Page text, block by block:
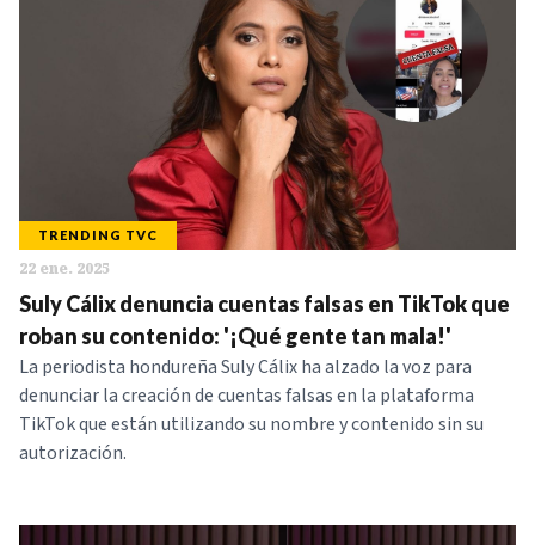
TRENDING TVC
22 ene. 2025
Suly Cálix denuncia cuentas falsas en TikTok que
roban su contenido: '¡Qué gente tan mala!'
La periodista hondureña Suly Cálix ha alzado la voz para
denunciar la creación de cuentas falsas en la plataforma
TikTok que están utilizando su nombre y contenido sin su
autorización.